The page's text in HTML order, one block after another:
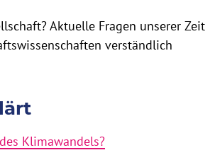
Aktuelle Fragen unserer Zeit
verständlich
Klimawandels?